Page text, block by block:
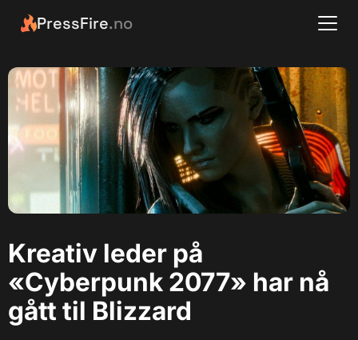
PressFire.no
Kreativ leder på
«Cyberpunk 2077» har nå
gått til Blizzard